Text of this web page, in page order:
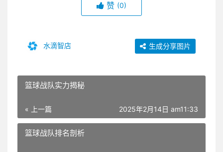
赞 (0)
水滴智店 生成分享图片
篮球战队实力揭秘
« 上一篇 2025年2月14日 am11:33
篮球战队排名剖析